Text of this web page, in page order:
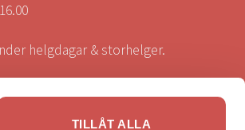
TILLÅT ALLA
helgdagar & storhelger.